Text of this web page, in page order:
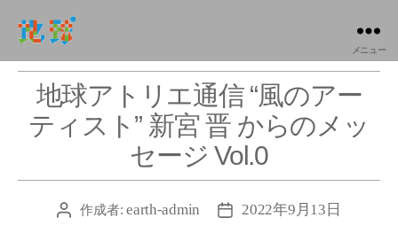
地
ト
|
atelier-
メニュー
地球アトリエ通信 “風のアー
ティスト” 新宮 晋 からのメッ
セージ Vol.0
投
作成者:earth-admin
投
2022年9月13日